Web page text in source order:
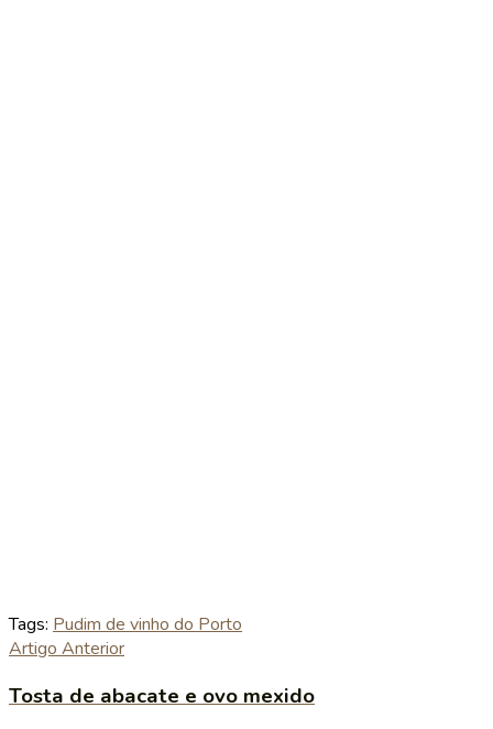
Tags: Pudim de vinho do Porto
Artigo Anterior
Tosta de abacate e ovo mexido